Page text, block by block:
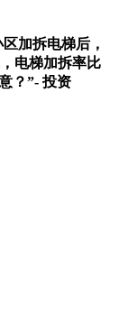
加拆电梯后，
电梯加拆率比
？”- 投资